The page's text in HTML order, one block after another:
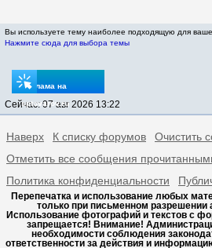
Вы используете тему наиболее подходящую для
Нажмите сюда для выбора темы
Реклама на
sptovarov.ru
Сейчас: 07 авг 2026 13:22
Наверх К списку форумов
Очистить
Отметить все сообщения
Политика конфиденциальности